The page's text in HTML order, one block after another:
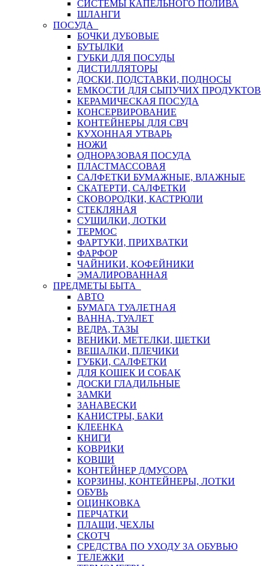
СИСТЕМЫ КАПЕЛЬНОГО ПОЛИВА
ШЛАНГИ
ПОСУДА
БОЧКИ ДУБОВЫЕ
БУТЫЛКИ
ГУБКИ ДЛЯ ПОСУДЫ
ДИСТИЛЛЯТОРЫ
ДОСКИ, ПОДСТАВКИ, ПОДНОСЫ
ЕМКОСТИ ДЛЯ СЫПУЧИХ ПРОДУКТОВ
КЕРАМИЧЕСКАЯ ПОСУДА
КОНСЕРВИРОВАНИЕ
КОНТЕЙНЕРЫ ДЛЯ СВЧ
КУХОННАЯ УТВАРЬ
НОЖИ
ОДНОРАЗОВАЯ ПОСУДА
ПЛАСТМАССОВАЯ
САЛФЕТКИ БУМАЖНЫЕ, ВЛАЖНЫЕ
СКАТЕРТИ, САЛФЕТКИ
СКОВОРОДКИ, КАСТРЮЛИ
СТЕКЛЯНАЯ
СУШИЛКИ, ЛОТКИ
ТЕРМОС
ФАРТУКИ, ПРИХВАТКИ
ФАРФОР
ЧАЙНИКИ, КОФЕЙНИКИ
ЭМАЛИРОВАННАЯ
ПРЕДМЕТЫ БЫТА
АВТО
БУМАГА ТУАЛЕТНАЯ
ВАННА, ТУАЛЕТ
ВЕДРА, ТАЗЫ
ВЕНИКИ, МЕТЕЛКИ, ЩЕТКИ
ВЕШАЛКИ, ПЛЕЧИКИ
ГУБКИ, САЛФЕТКИ
ДЛЯ КОШЕК И СОБАК
ДОСКИ ГЛАДИЛЬНЫЕ
ЗАМКИ
ЗАНАВЕСКИ
КАНИСТРЫ, БАКИ
КЛЕЕНКА
КНИГИ
КОВРИКИ
КОВШИ
КОНТЕЙНЕР Д/МУСОРА
КОРЗИНЫ, КОНТЕЙНЕРЫ, ЛОТКИ
ОБУВЬ
ОЦИНКОВКА
ПЕРЧАТКИ
ПЛАЩИ, ЧЕХЛЫ
СКОТЧ
СРЕДСТВА ПО УХОДУ ЗА ОБУВЬЮ
ТЕЛЕЖКИ